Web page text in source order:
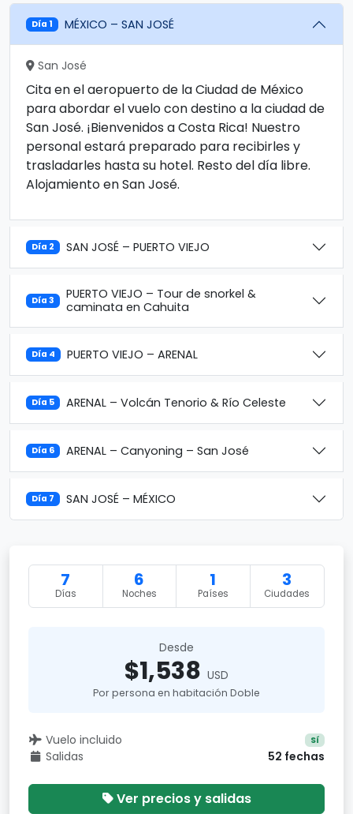
Día 1 MÉXICO – SAN JOSÉ
San José
Cita en el aeropuerto de la Ciudad de México
para abordar el vuelo con destino a la ciudad de
San José. ¡Bienvenidos a Costa Rica! Nuestro
personal estará preparado para recibirles y
trasladarles hasta su hotel. Resto del día libre.
Alojamiento en San José.
Día 2 SAN JOSÉ – PUERTO VIEJO
Día 3
PUERTO VIEJO – Tour de snorkel &
caminata en Cahuita
Día 4 PUERTO VIEJO – ARENAL
Día 5 ARENAL – Volcán Tenorio & Río Celeste
Día 6 ARENAL – Canyoning – San José
Día 7 SAN JOSÉ – MÉXICO
7
Días
6
Noches
1
Países
3
Ciudades
Desde
$1,538 USD
Por persona en habitación Doble
Vuelo incluido Sí
Salidas 52 fechas
Ver precios y salidas